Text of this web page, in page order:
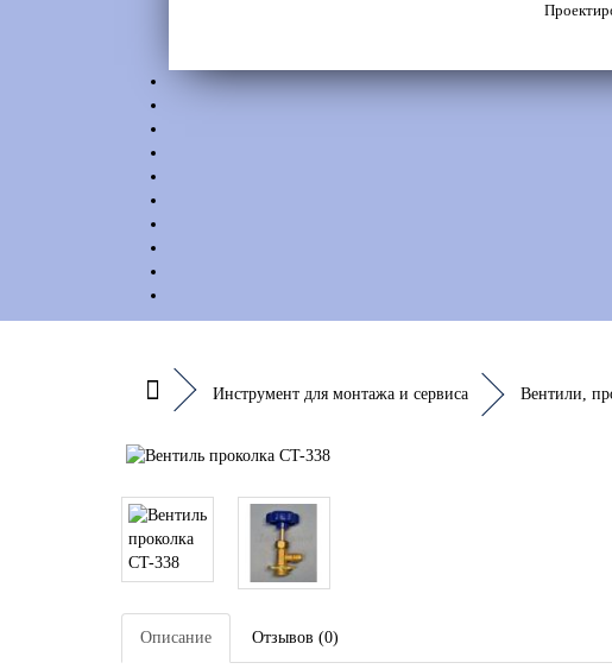
Инструмент для монтажа и сервиса Вентили,
Описание Отзывов (0)